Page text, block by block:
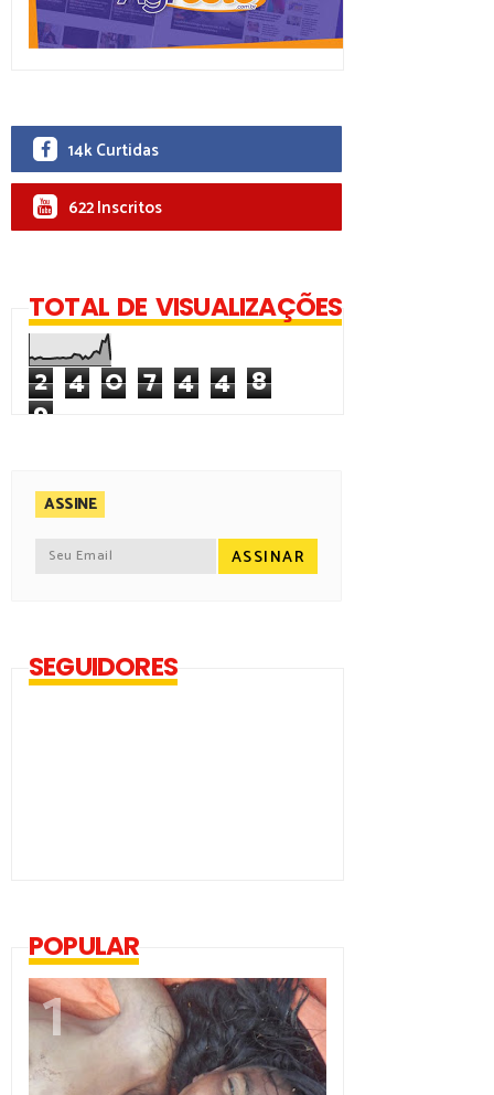
14k Curtidas
622 Inscritos
TOTAL DE VISUALIZAÇÕES
2 4 0 7 4 4 8
9
ASSINE
SEGUIDORES
POPULAR